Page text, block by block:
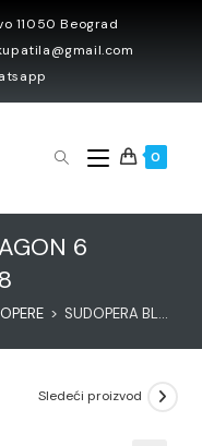
11050 Beograd
0
6
> SUDOPERA BLANCO ETAGON 6 SILGRANIT KAFA 524538
Sledeći proizvod